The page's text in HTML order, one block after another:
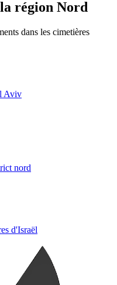
région Nord
dans les cimetières
Aviv
nord
d'Israël